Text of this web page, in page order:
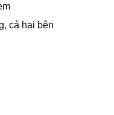
cả hai bên